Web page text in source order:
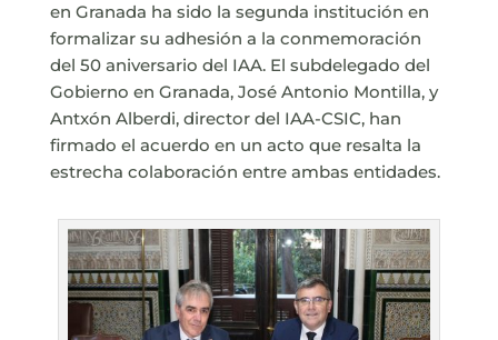
en Granada ha sido la segunda institución en
formalizar su adhesión a la conmemoración
del 50 aniversario del IAA. El subdelegado del
Gobierno en Granada, José Antonio Montilla, y
Antxón Alberdi, director del IAA-CSIC, han
firmado el acuerdo en un acto que resalta la
estrecha colaboración entre ambas entidades.